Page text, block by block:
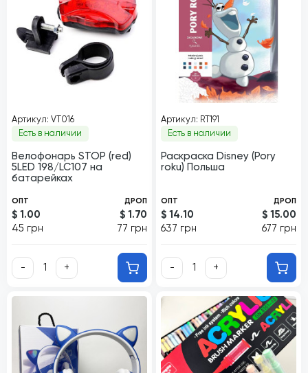
Артикул: VT016
Есть в наличии
Велофонарь STOP (red)
5LED 198/LC107 на
батарейках
ОПТ
$ 1.00
45 грн
ДРОП
$ 1.70
77 грн
- +
Артикул: RT191
Есть в наличии
Раскраска Disney (Pory
roku) Польша
ОПТ
$ 14.10
637 грн
ДРОП
$ 15.00
677 грн
- +